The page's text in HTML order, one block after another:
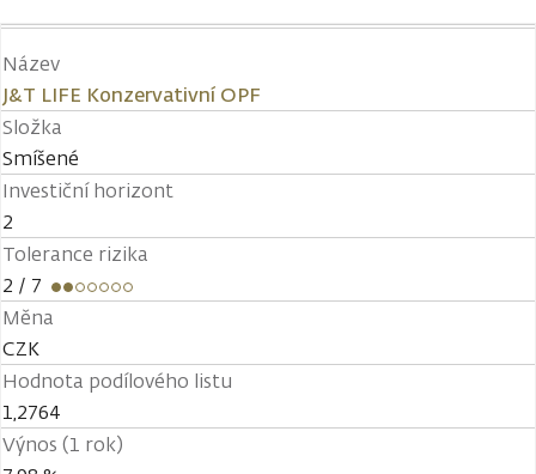
Název
J&T LIFE Konzervativní OPF
Složka
Smíšené
Investiční horizont
2
Tolerance rizika
2 / 7
Měna
CZK
Hodnota podílového listu
1,2764
Výnos (1 rok)